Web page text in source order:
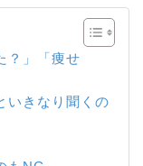
？」「痩せ
いきなり聞くの